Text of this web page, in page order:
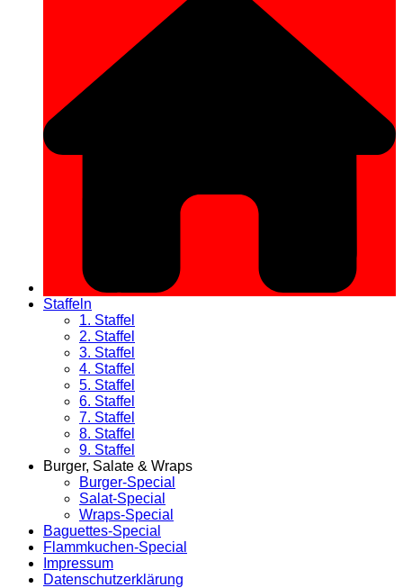
Staffeln
1. Staffel
2. Staffel
3. Staffel
4. Staffel
5. Staffel
6. Staffel
7. Staffel
8. Staffel
9. Staffel
Burger, Salate & Wraps
Burger-Special
Salat-Special
Wraps-Special
Baguettes-Special
Flammkuchen-Special
Impressum
Datenschutzerklärung